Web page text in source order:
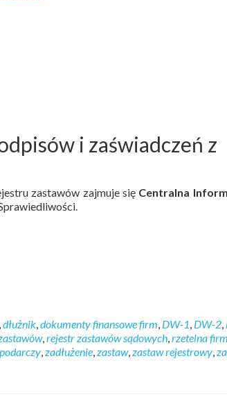
i zaświadczeń z
zastawów zajmuje się Centralna
,dłużnik,dokumenty finansowe firm, DW-1, DW-2,
,rejestr zastawów sądowych,rzetelna
,zadłużenie,zastaw,zastaw rejestrowy,